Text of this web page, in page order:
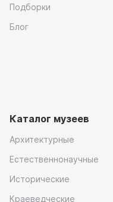
Подборки
Блог
Каталог музеев
Архитектурные
Естественнонаучные
Исторические
Краеведческие